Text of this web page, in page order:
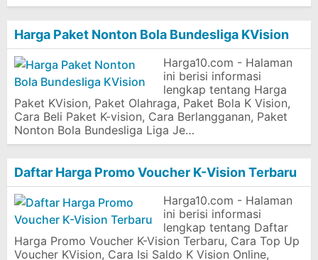
Harga Paket Nonton Bola Bundesliga KVision
Harga10.com - Halaman
ini berisi informasi
lengkap tentang Harga
Paket KVision, Paket Olahraga, Paket Bola K Vision,
Cara Beli Paket K-vision, Cara Berlangganan, Paket
Nonton Bola Bundesliga Liga Je…
Daftar Harga Promo Voucher K-Vision Terbaru
Harga10.com - Halaman
ini berisi informasi
lengkap tentang Daftar
Harga Promo Voucher K-Vision Terbaru, Cara Top Up
Voucher KVision, Cara Isi Saldo K Vision Online,